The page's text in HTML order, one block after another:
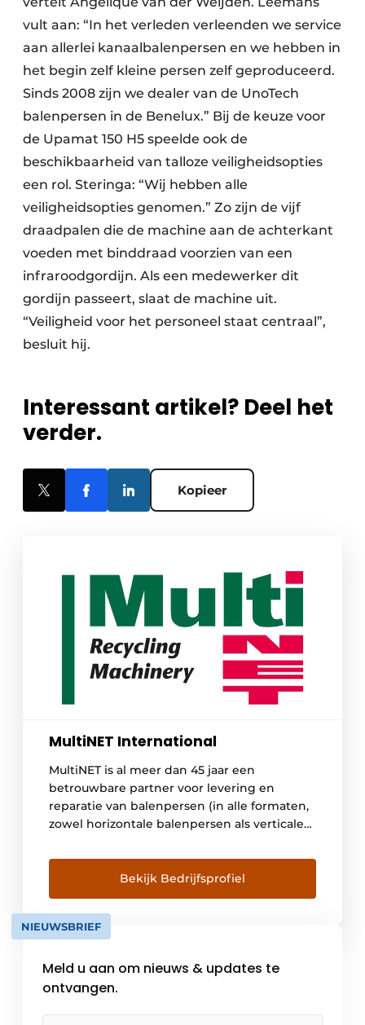
vult aan: “In het verleden verleenden we service
aan allerlei kanaalbalenpersen en we hebben in
het begin zelf kleine persen zelf geproduceerd.
Sinds 2008 zijn we dealer van de UnoTech
balenpersen in de Benelux.” Bij de keuze voor
de Upamat 150 H5 speelde ook de
beschikbaarheid van talloze veiligheidsopties
een rol. Steringa: “Wij hebben alle
veiligheidsopties genomen.” Zo zijn de vijf
draadpalen die de machine aan de achterkant
voeden met binddraad voorzien van een
infraroodgordijn. Als een medewerker dit
gordijn passeert, slaat de machine uit.
“Veiligheid voor het personeel staat centraal”,
besluit hij.
Interessant artikel? Deel het
verder.
Kopieer
MultiNET International
MultiNET is al meer dan 45 jaar een
betrouwbare partner voor levering en
reparatie van balenpersen (in alle formaten,
zowel horizontale balenpersen als verticale
perscontainers en complete installaties voor
de recycling- en afvalverwerkingsindustrie.
Vanwege de hoge, bewezen scores op het
gebied van soliditeit, efficiëntie, productie
en veiligheid heeft MultiNET gekozen voor
Bekijk Bedrijfsprofiel
NIEUWSBRIEF
Meld u aan om nieuws & updates te
ontvangen.